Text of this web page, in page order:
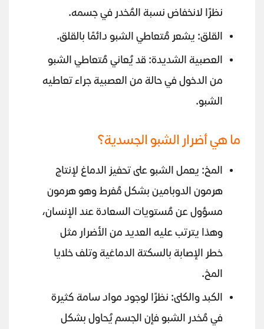
نظرًا لانخفاض نسبة المُخدر في جسمه.
القلق: يشعر مُتعاطي الشبو دائمًا بالقلق.
العصبية الشديدة: قد يُعاني مُتعاطي الشبو
من الدخول في حالة من العصبية جراء تعاطيه
الشبو.
ما هي أضرار الشبو الجسدية؟
المخ: يعمل الشبو على تحفيز الدماغ لإنتاج
هرمون الدوبامين بشكل مُفرط وهو هرمون
مسؤول عن مُستويات السعادة عند الإنسان،
وهذا يترتب عليه العديد من الأضرار مثل
خطر الإصابة بالسكتة الدماغية وتلف خلايا
المخ.
الكبد والكلى: نظرًا لوجود مواد سامة كثيرة
في مُخدر الشبو فإن الجسم يُحاول بشكل